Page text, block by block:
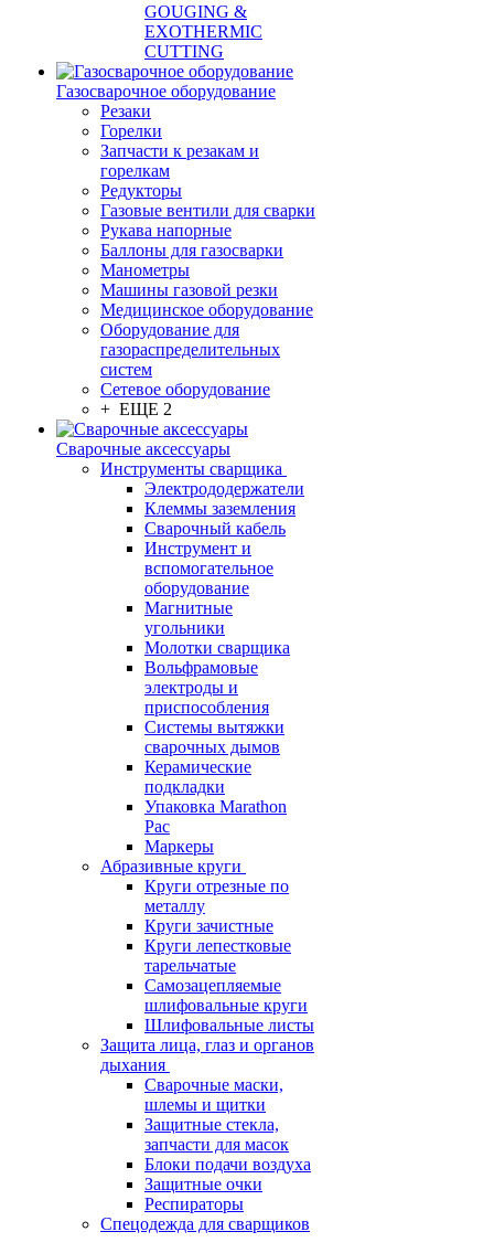
GOUGING &
EXOTHERMIC
CUTTING
Газосварочное оборудование
Резаки
Горелки
Запчасти к резакам и
горелкам
Редукторы
Газовые вентили для сварки
Рукава напорные
Баллоны для газосварки
Манометры
Машины газовой резки
Медицинское оборудование
Оборудование для
газораспределительных
систем
Сетевое оборудование
+ ЕЩЕ 2
Сварочные аксессуары
Инструменты сварщика
Электрододержатели
Клеммы заземления
Сварочный кабель
Инструмент и
вспомогательное
оборудование
Магнитные
угольники
Молотки сварщика
Вольфрамовые
электроды и
приспособления
Системы вытяжки
сварочных дымов
Керамические
подкладки
Упаковка Marathon
Pac
Маркеры
Абразивные круги
Круги отрезные по
металлу
Круги зачистные
Круги лепестковые
тарельчатые
Самозацепляемые
шлифовальные круги
Шлифовальные листы
Защита лица, глаз и органов
дыхания
Сварочные маски,
шлемы и щитки
Защитные стекла,
запчасти для масок
Блоки подачи воздуха
Защитные очки
Респираторы
Спецодежда для сварщиков